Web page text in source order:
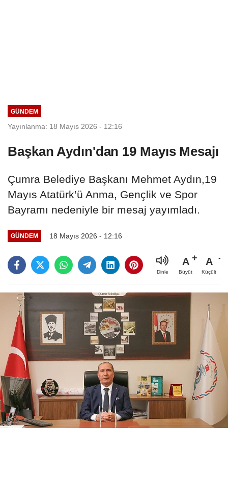
GÜNDEM
Yayınlanma: 18 Mayıs 2026 - 12:16
Başkan Aydın'dan 19 Mayıs Mesajı
Çumra Belediye Başkanı Mehmet Aydın,19
Mayıs Atatürk’ü Anma, Gençlik ve Spor
Bayramı nedeniyle bir mesaj yayımladı.
GÜNDEM 18 Mayıs 2026 - 12:16
Dinle
A
Büyüt
A
Küçült